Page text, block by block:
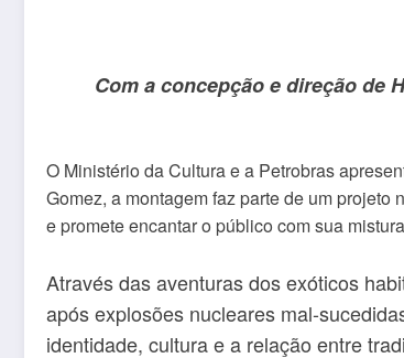
Com a concepção e direção de
O Ministério da Cultura e a Petrobras
Gomez, a montagem faz parte de um
e promete encantar o público com sua
Através das aventuras dos exóticos
após explosões nucleares mal-
identidade, cultura e a relação entre